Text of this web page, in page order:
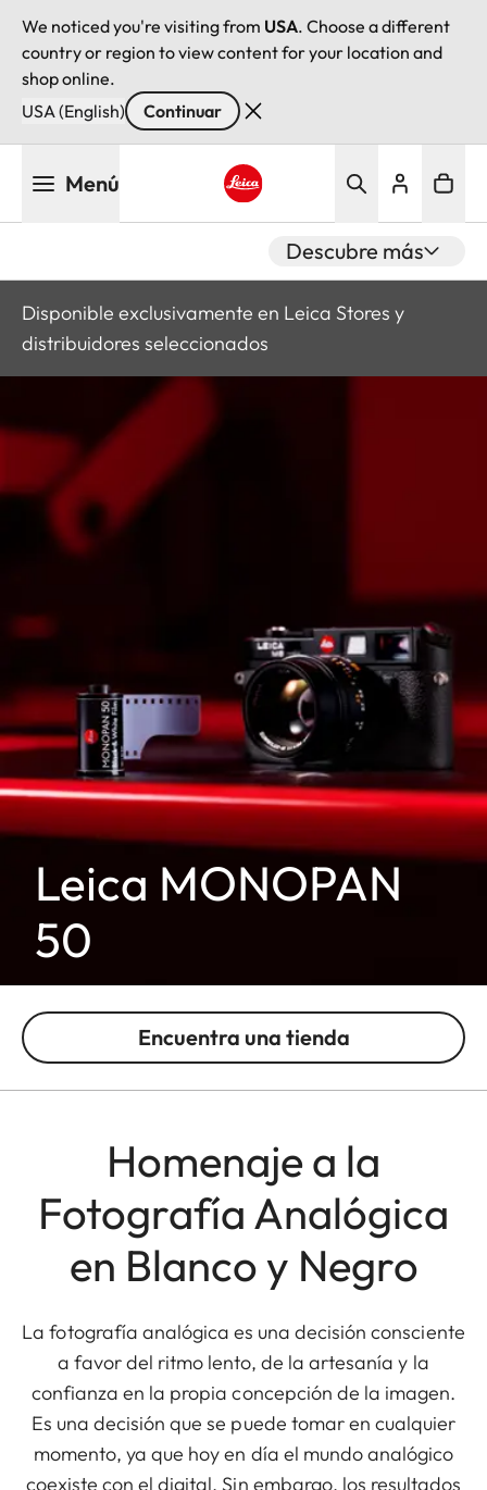
We noticed you're visiting from USA. Choose a different
country or region to view content for your location and
shop online.
USA (English)
Continuar
Menú
Descubre más
Disponible exclusivamente en Leica Stores y
distribuidores seleccionados
Leica MONOPAN
50
Encuentra una tienda
Homenaje a la
Fotografía Analógica
en Blanco y Negro
La fotografía analógica es una decisión consciente
a favor del ritmo lento, de la artesanía y la
confianza en la propia concepción de la imagen.
Es una decisión que se puede tomar en cualquier
momento, ya que hoy en día el mundo analógico
coexiste con el digital. Sin embargo, los resultados